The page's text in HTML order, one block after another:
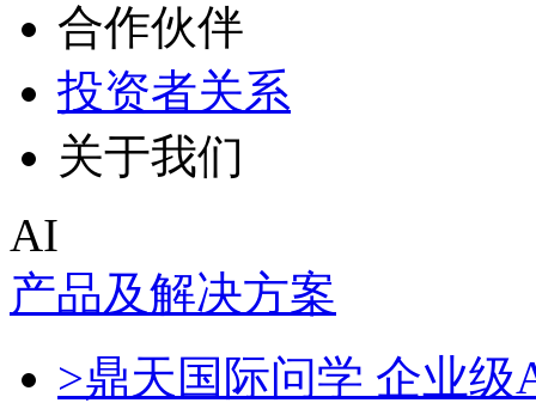
合作伙伴
投资者关系
关于我们
AI
产品及解决方案
>鼎天国际问学 企业级